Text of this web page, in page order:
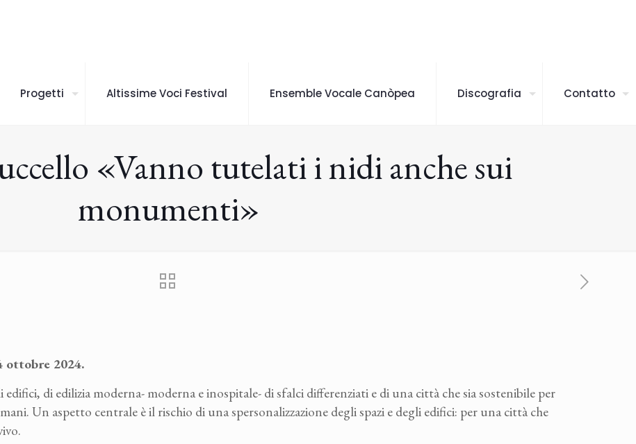
Progetti Altissime Voci Festival Ensemble Vocale Canòpea Discografia Contatto
«Vanno tutelati i nidi anche sui
monumenti»
ottobre 2024.
di edilizia moderna- moderna e inospitale- di sfalci differenziati e di una città che sia sostenibile per
Un aspetto centrale è il rischio di una spersonalizzazione degli spazi e degli edifici: per una città che